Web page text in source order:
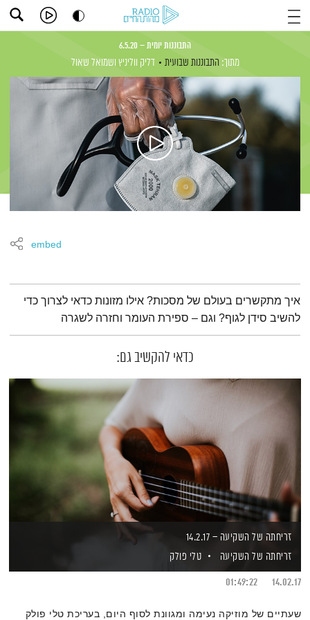
התבוננות יומית – 6.5.20
מתוך: התבוננות שבועית דליק ווליניץ ושמואל שאול
embed
תמצית הפודקאסט
איך מתקשרים בעולם של מסכות? אילו מזונות כדאי לצרוך כדי
להשיב סידן לגוף? וגם – ספירת העומר וחזרה לשגרה
כדאי להקשיב גם:
זריחתה של השקיעה – 14.2.17
זריחתה של השקיעה
טלי פולק
14.02.17
01:49:22
שעתיים של מוזיקה נעימה ומגוונת לסוף היום, בעריכת טלי פולק